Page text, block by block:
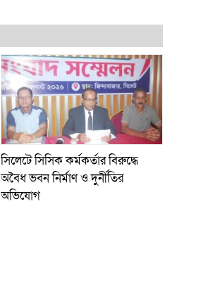
সিলেটে সিসিক কর্মকর্তার বিরুদ্ধে
অবৈধ ভবন নির্মাণ ও দুর্নীতির
অভিযোগ